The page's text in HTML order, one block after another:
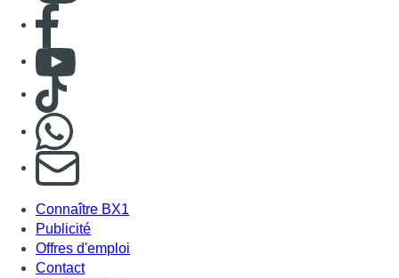
Consulter page Facebook
Consulter Youtube
Consulter TikTok
S'abonner à notre newsletter
Connaître BX1
Publicité
Offres d'emploi
Contact